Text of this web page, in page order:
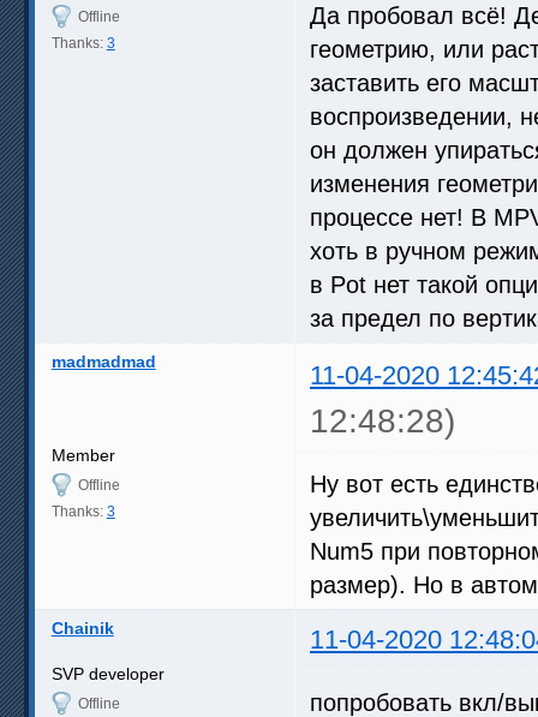
Offline
Thanks: 3
Да пробовал всё!
геометрию, или
заставить его
воспроизведении,
он должен
изменения
процессе нет! В
хоть в ручном
в Pot нет такой
за предел по
madmadmad 11-04-2020
12:48:28)
Member
Offline
Thanks: 3
Ну вот есть
Num5 при
размер). Но в
Chainik 11-04-2020
SVP developer
Offline
попробовать вкл/